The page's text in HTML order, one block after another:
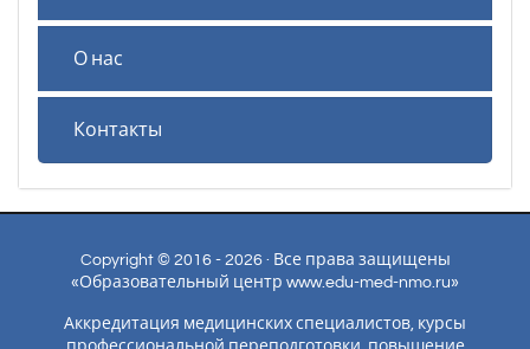
О нас
Контакты
Copyright © 2016 - 2026 · Все права защищены
«Образовательный центр www.edu-med-nmo.ru»
Аккредитация медицинских специалистов, курсы